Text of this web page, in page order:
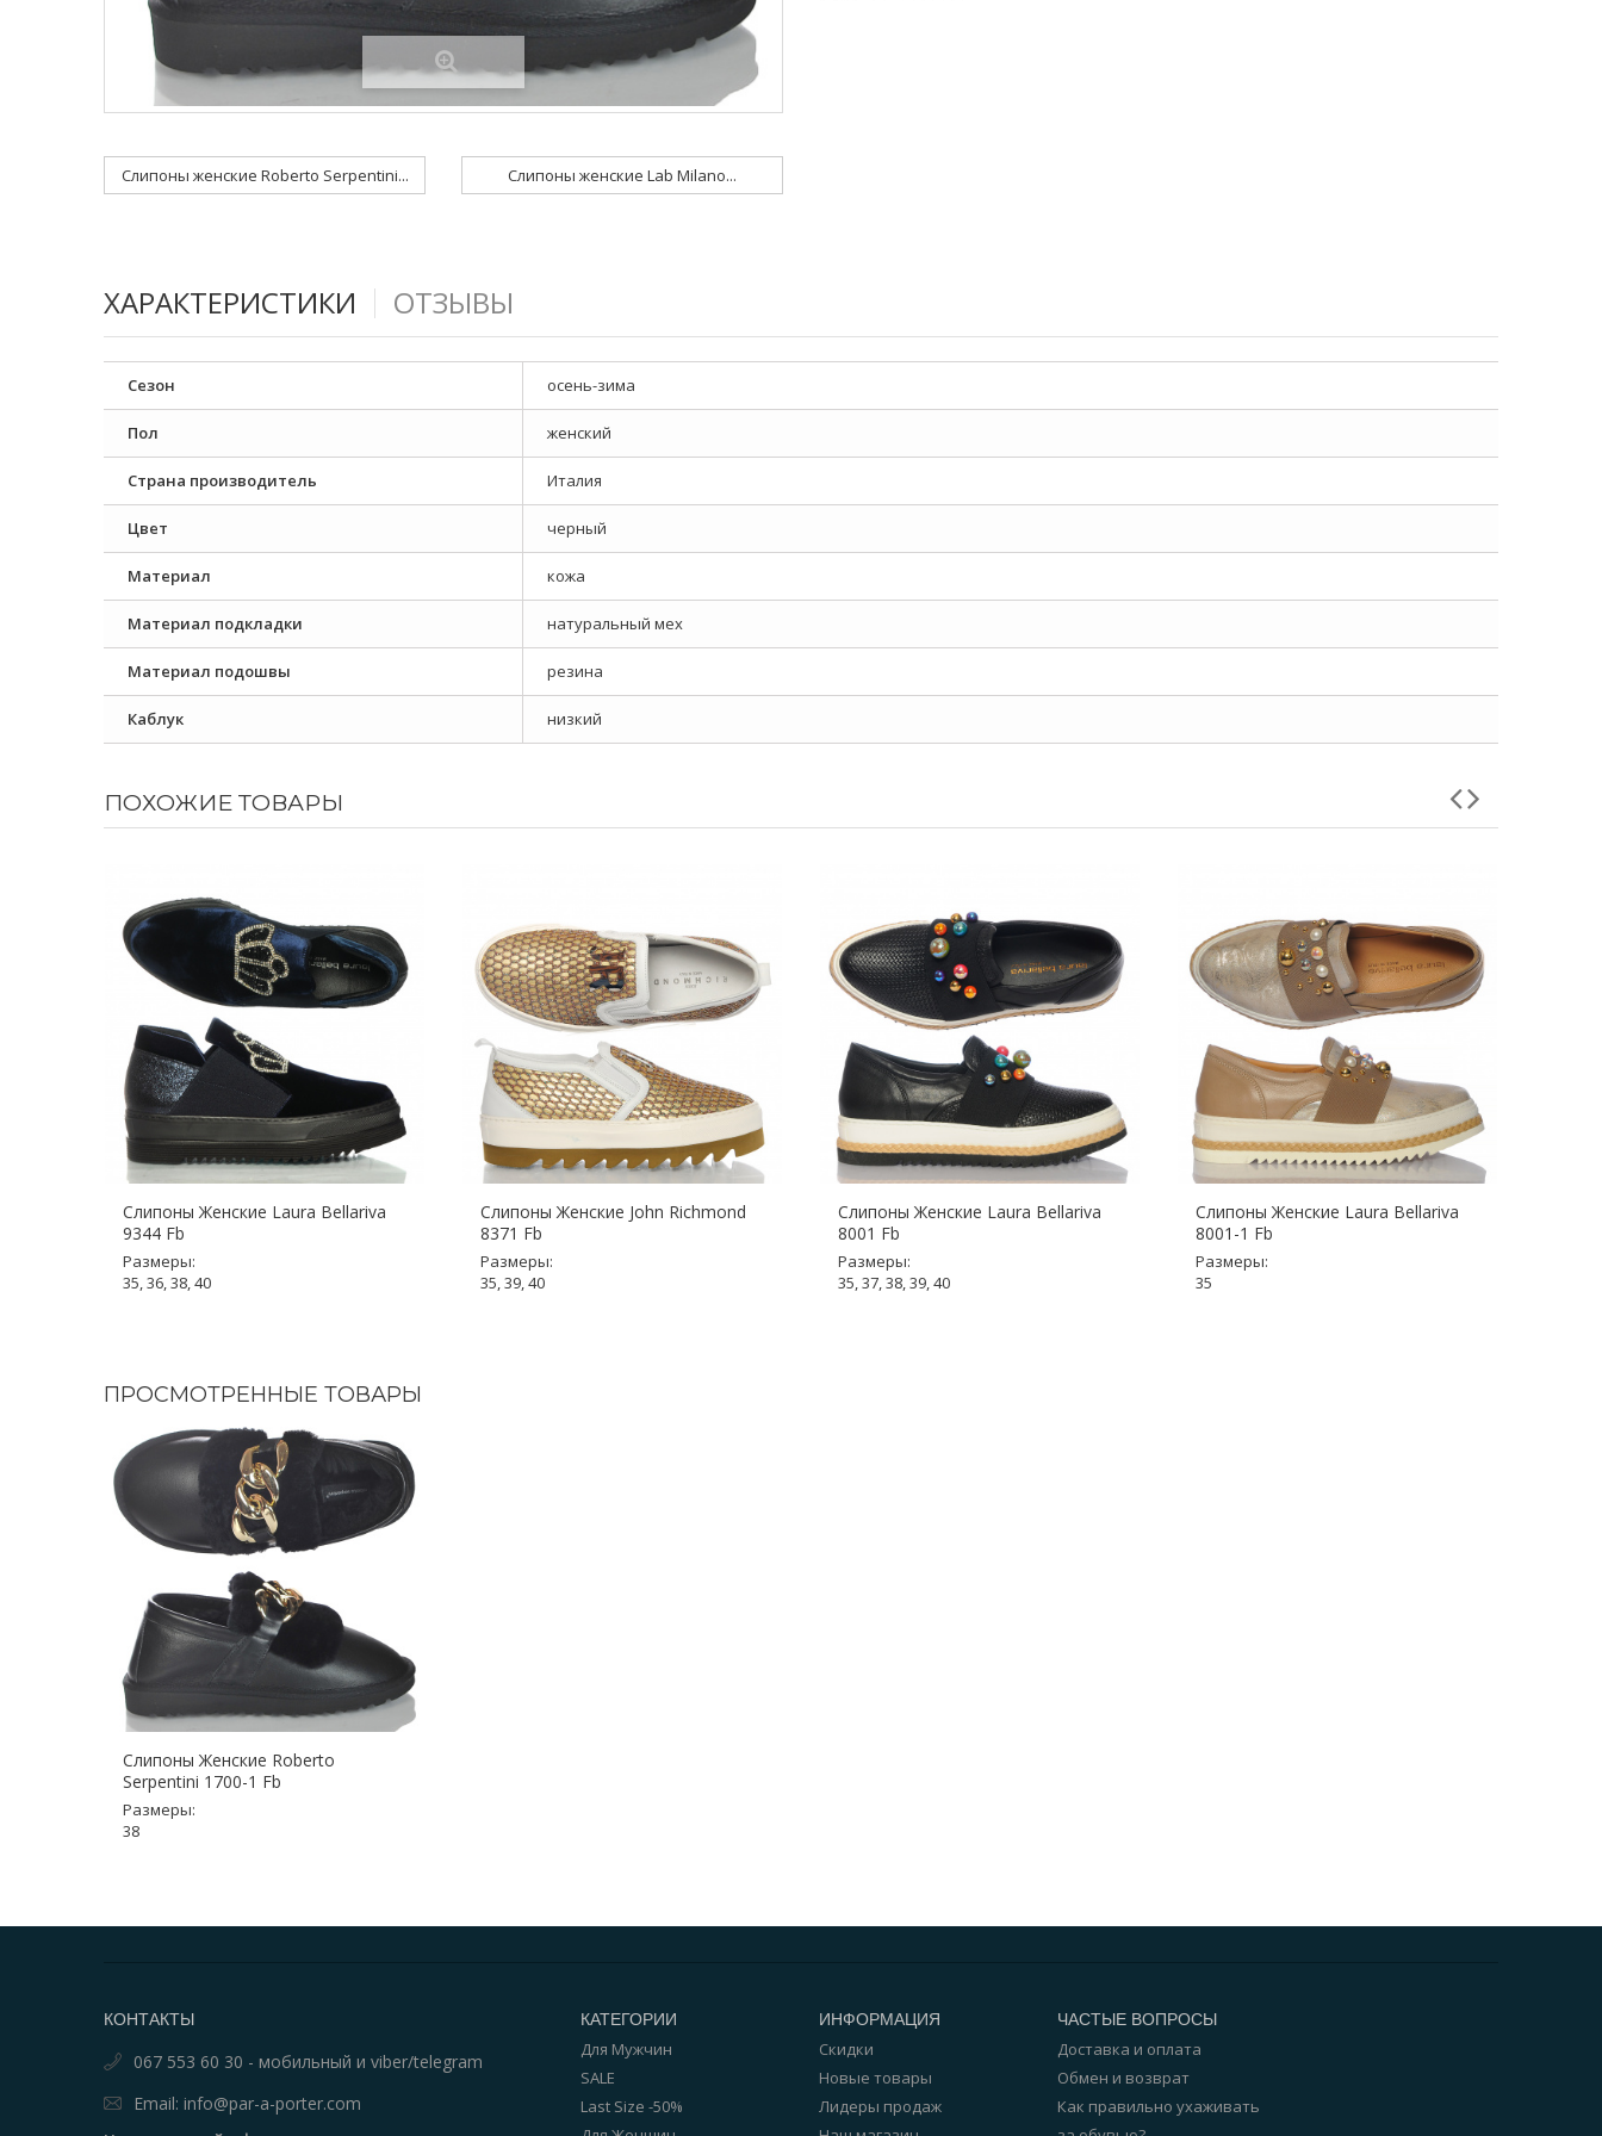
Слипоны женские Roberto Serpentini... Слипоны женские Lab Milano...
ХАРАКТЕРИСТИКИ ОТЗЫВЫ
Сезон осень-зима
Пол женский
Страна производитель Италия
Цвет черный
Материал кожа
Материал подкладки натуральный мех
Материал подошвы резина
Каблук низкий
ПОХОЖИЕ ТОВАРЫ
Слипоны Женские Laura Bellariva
9344 Fb
Размеры:
35, 36, 38, 40
Слипоны Женские John Richmond
8371 Fb
Размеры:
35, 39, 40
Слипоны Женские Laura Bellariva
8001 Fb
Размеры:
35, 37, 38, 39, 40
Слипоны Женские Laura Bellariva
8001-1 Fb
Размеры:
35
ПРОСМОТРЕННЫЕ ТОВАРЫ
Слипоны Женские Roberto
Serpentini 1700-1 Fb
Размеры:
38
КОНТАКТЫ
067 553 60 30 - мобильный и viber/telegram
Email: info@par-a-porter.com
КАТЕГОРИИ
Для Мужчин
SALE
Last Size -50%
ИНФОРМАЦИЯ
Скидки
Новые товары
Лидеры продаж
ЧАСТЫЕ ВОПРОСЫ
Доставка и оплата
Обмен и возврат
Как правильно ухаживать